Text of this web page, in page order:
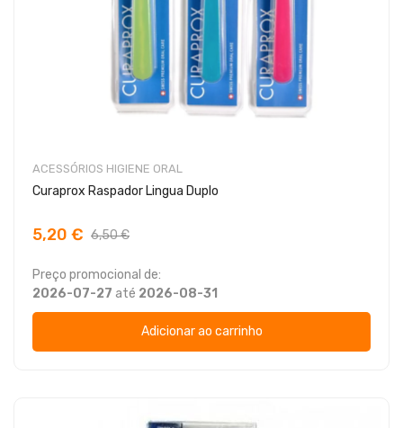
ACESSÓRIOS HIGIENE ORAL
Curaprox Raspador Lingua Duplo
5,20 € 6,50 €
Preço promocional de:
2026-07-27 até 2026-08-31
Adicionar ao carrinho